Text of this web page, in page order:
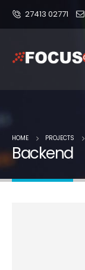
27413 02771
HOME PROJECTS
Backend